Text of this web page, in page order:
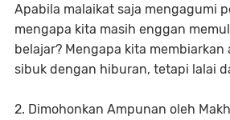
Apabila malaikat saja mengagumi
mengapa kita masih enggan
belajar? Mengapa kita membiarkan
sibuk dengan hiburan, tetapi lalai
2. Dimohonkan Ampunan oleh